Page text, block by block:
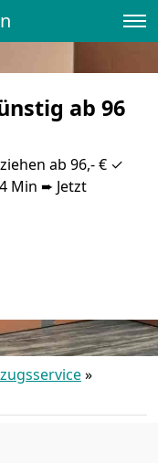
ab 96
ab 96,- € ✓
Min ➨ Jetzt
»